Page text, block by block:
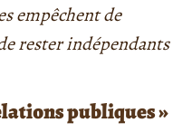
empêchent de
rester indépendants
publiques »